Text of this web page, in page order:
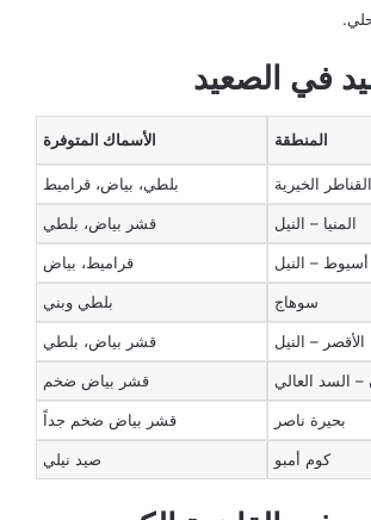
في الصعيد
المنطقة الأسماك المتوفرة
القناطر الخيرية بلطي، بياض، قراميط
المنيا – النيل قشر بياض، بلطي
أسيوط – النيل قراميط، بياض
سوهاج بلطي وبني
الأقصر – النيل قشر بياض، بلطي
– السد العالي قشر بياض ضخم
بحيرة ناصر قشر بياض ضخم جداً
كوم أمبو صيد نيلي